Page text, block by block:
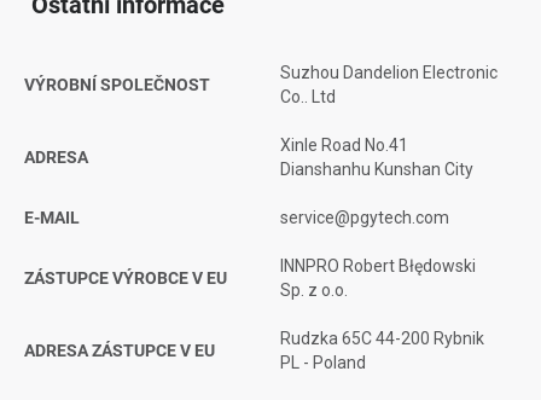
VÝROBNÍ SPOLEČNOST
Suzhou Dandelion Electronic
Co.. Ltd
ADRESA
Xinle Road No.41
Dianshanhu Kunshan City
E-MAIL service@pgytech.com
ZÁSTUPCE VÝROBCE V EU
INNPRO Robert Błędowski
Sp. z o.o.
ADRESA ZÁSTUPCE V EU
Rudzka 65C 44-200 Rybnik
PL - Poland